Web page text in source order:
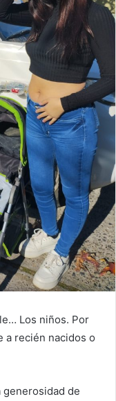
Los niños. Por
a recién nacidos o
generosidad de